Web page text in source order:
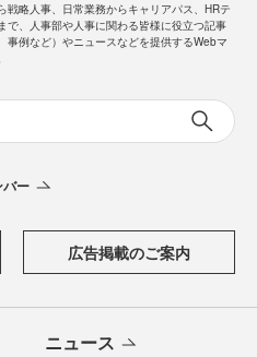
戦略人事、日常業務からキャリアパス、HRテ
で、人事部や人事に関わる皆様に役立つ記事
事例など）やニュースなどを提供するWebマ
バー
広告掲載のご案内
ニュース